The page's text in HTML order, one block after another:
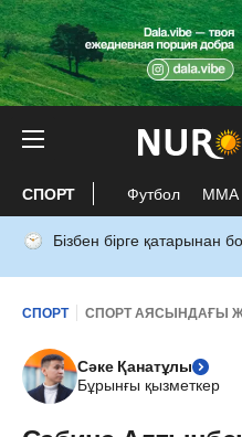
СПОРТ Футбол ММА
Бізбен бірге қатарынан
СПОРТ СПОРТ АЯСЫНДАҒЫ
Сәке Қанатұлы
Бұрынғы қызметкер